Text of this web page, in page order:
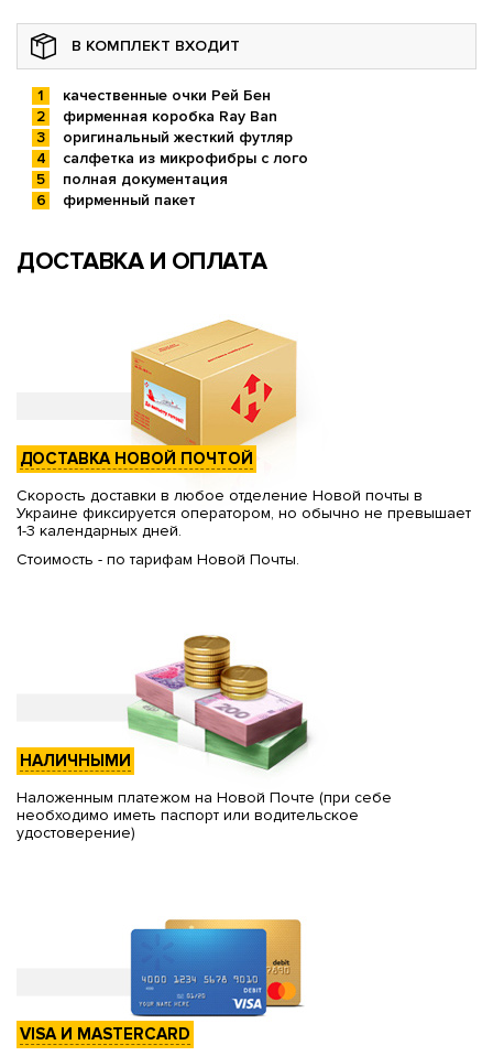
В КОМПЛЕКТ ВХОДИТ
качественные очки Рей Бен
фирменная коробка Ray Ban
оригинальный жесткий футляр
салфетка из микрофибры с лого
полная документация
фирменный пакет
ДОСТАВКА И ОПЛАТА
ДОСТАВКА НОВОЙ ПОЧТОЙ
Скорость доставки в любое отделение Новой почты в
Украине фиксируется оператором, но обычно не превышает
1-3 календарных дней.
Стоимость - по тарифам Новой Почты.
НАЛИЧНЫМИ
Наложенным платежом на Новой Почте (при себе
необходимо иметь паспорт или водительское
удостоверение)
VISA И MASTERCARD